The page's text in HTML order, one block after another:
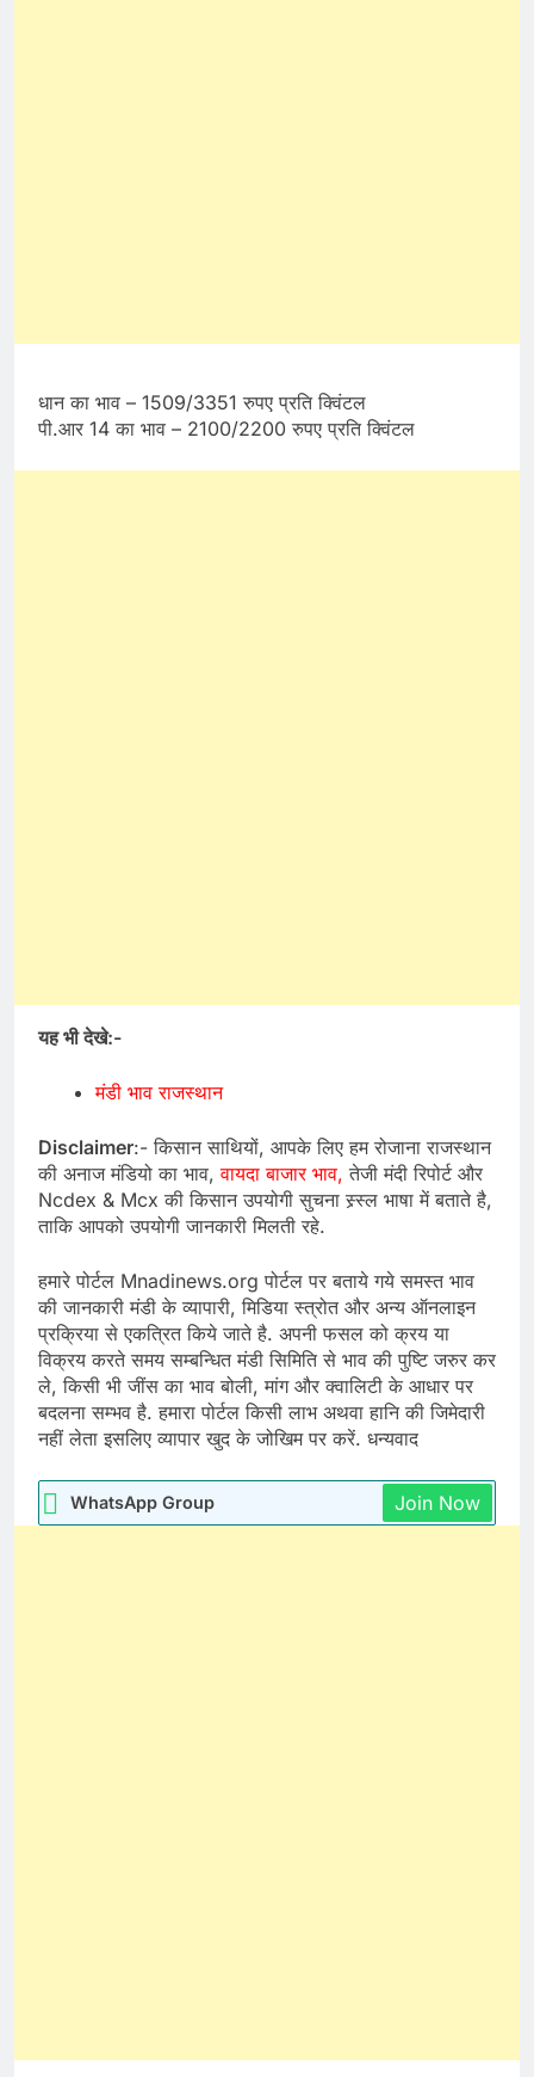
धान का भाव – 1509/3351 रुपए प्रति क्विंटल
पी.आर 14 का भाव – 2100/2200 रुपए प्रति क्विंटल
यह भी देखे:-
मंडी भाव राजस्थान
Disclaimer:- किसान साथियों, आपके लिए हम रोजाना राजस्थान
की अनाज मंडियो का भाव, वायदा बाजार भाव, तेजी मंदी रिपोर्ट और
Ncdex & Mcx की किसान उपयोगी सुचना स्र्स्ल भाषा में बताते है,
ताकि आपको उपयोगी जानकारी मिलती रहे.
हमारे पोर्टल Mnadinews.org पोर्टल पर बताये गये समस्त भाव
की जानकारी मंडी के व्यापारी, मिडिया स्त्रोत और अन्य ऑनलाइन
प्रक्रिया से एकत्रित किये जाते है. अपनी फसल को क्रय या
विक्रय करते समय सम्बन्धित मंडी सिमिति से भाव की पुष्टि जरुर कर
ले, किसी भी जींस का भाव बोली, मांग और क्वालिटी के आधार पर
बदलना सम्भव है. हमारा पोर्टल किसी लाभ अथवा हानि की जिमेदारी
नहीं लेता इसलिए व्यापार खुद के जोखिम पर करें. धन्यवाद
WhatsApp Group Join Now